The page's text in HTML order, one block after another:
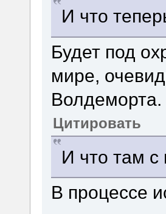
И что
Будет под
мире,
Волдеморта.
Цитировать
И что там с
В процессе